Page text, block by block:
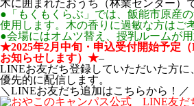
木に囲まれたおうち（林業センター）
●「もくもくらぶ」では、飯能市原産
使用します。木の香りに過敏な方はご
●会場にはオムツ替え、授乳ルームが用
★2025年2月中旬・申込受付開始予定
お知らせします）★–
LINEお友だち登録していただいた方に
優先的に配信します。
＼LINEお友だち追加はこちらから！／